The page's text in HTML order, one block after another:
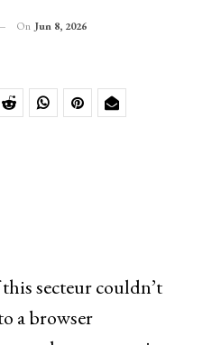
On Jun 8, 2026
secteur couldn’t
a browser